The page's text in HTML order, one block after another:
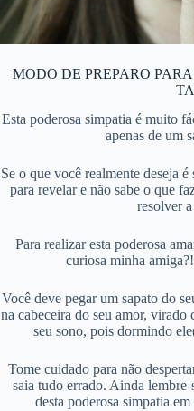
MODO DE PREPARO
Esta poderosa simpatia é muito
apenas de um
Se o que você realmente deseja
para revelar e não sabe o que
resolver
Para realizar esta poderosa
curiosa minha
Você deve pegar um sapato do
na cabeceira do seu amor,
seu sono, pois dormindo
Tome cuidado para não
saia tudo errado. Ainda
desta poderosa simpatia